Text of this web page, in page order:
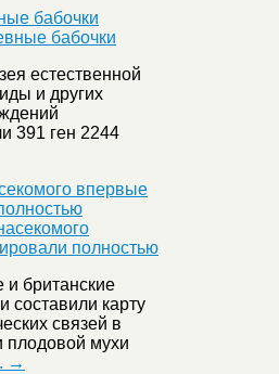
бабочки
естественной
и других
391 ген 2244
впервые
и британские
составили карту
связей в
плодовой мухи
→